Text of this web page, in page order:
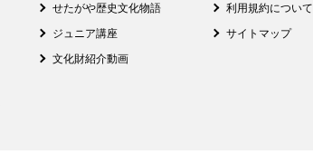
せたがや歴史文化物語
ジュニア講座
文化財紹介動画
利用規約について
サイトマップ